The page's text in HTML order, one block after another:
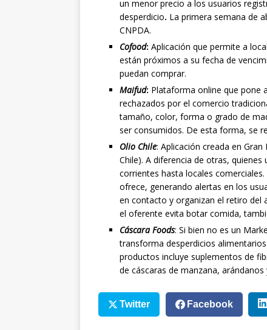
un menor precio a los usuarios
desperdicio. La primera semana de
CNPDA.
Cofood: Aplicación que permite a
están próximos a su fecha de
puedan comprar.
Maifud: Plataforma online que pone
rechazados por el comercio
tamaño, color, forma o grado de
ser consumidos. De esta forma, se
Olio Chile: Aplicación creada en
Chile). A diferencia de otras,
corrientes hasta locales
ofrece, generando alertas en los
en contacto y organizan el retiro del
el oferente evita botar comida,
Cáscara Foods: Si bien no es un
transforma desperdicios
productos incluye suplementos de
de cáscaras de manzana,
Twitter Facebook